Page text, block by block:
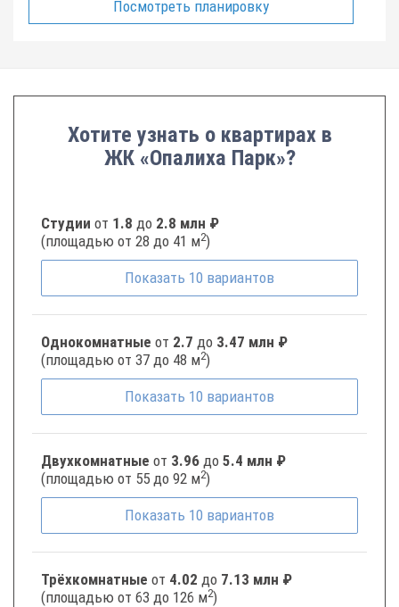
Посмотреть планировку
Хотите узнать о квартирах в
ЖК «Опалиха Парк»?
Студии от 1.8 до 2.8 млн ₽
(площадью от 28 до 41 м2)
Показать 10 вариантов
Однокомнатные от 2.7 до 3.47 млн ₽
(площадью от 37 до 48 м2)
Показать 10 вариантов
Двухкомнатные от 3.96 до 5.4 млн ₽
(площадью от 55 до 92 м2)
Показать 10 вариантов
Трёхкомнатные от 4.02 до 7.13 млн ₽
(площадью от 63 до 126 м2)